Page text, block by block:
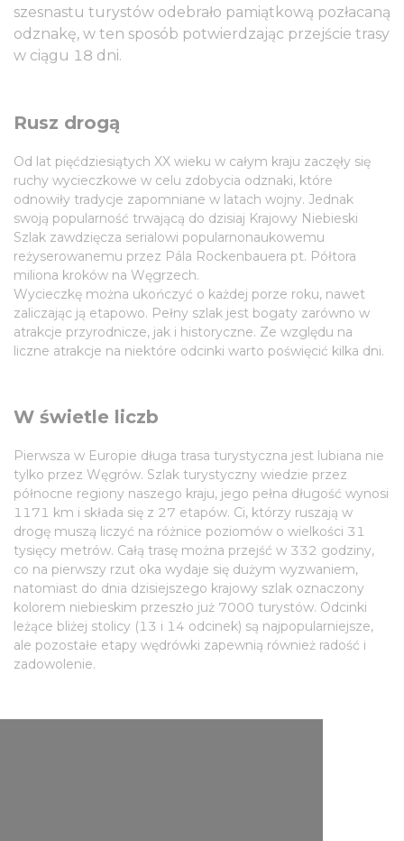
szesnastu turystów odebrało pamiątkową pozłacaną
odznakę, w ten sposób potwierdzając przejście trasy
w ciągu 18 dni.
Rusz drogą
Od lat pięćdziesiątych XX wieku w całym kraju zaczęły się
ruchy wycieczkowe w celu zdobycia odznaki, które
odnowiły tradycje zapomniane w latach wojny. Jednak
swoją popularność trwającą do dzisiaj Krajowy Niebieski
Szlak zawdzięcza serialowi popularnonaukowemu
reżyserowanemu przez Pála Rockenbauera pt. Półtora
miliona kroków na Węgrzech.
Wycieczkę można ukończyć o każdej porze roku, nawet
zaliczając ją etapowo. Pełny szlak jest bogaty zarówno w
atrakcje przyrodnicze, jak i historyczne. Ze względu na
liczne atrakcje na niektóre odcinki warto poświęcić kilka dni.
W świetle liczb
Pierwsza w Europie długa trasa turystyczna jest lubiana nie
tylko przez Węgrów. Szlak turystyczny wiedzie przez
północne regiony naszego kraju, jego pełna długość wynosi
1171 km i składa się z 27 etapów. Ci, którzy ruszają w
drogę muszą liczyć na różnice poziomów o wielkości 31
tysięcy metrów. Całą trasę można przejść w 332 godziny,
co na pierwszy rzut oka wydaje się dużym wyzwaniem,
natomiast do dnia dzisiejszego krajowy szlak oznaczony
kolorem niebieskim przeszło już 7000 turystów. Odcinki
leżące bliżej stolicy (13 i 14 odcinek) są najpopularniejsze,
ale pozostałe etapy wędrówki zapewnią również radość i
zadowolenie.